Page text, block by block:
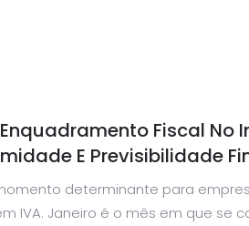
Fiscal No
E Previsibilidade
determinante para
IVA. Janeiro é o mês em que se